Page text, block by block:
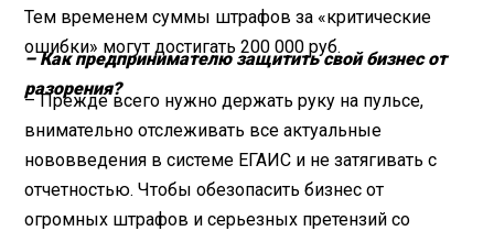
Тем временем суммы штрафов за «критические
ошибки» могут достигать 200 000 руб.
– Как предпринимателю защитить свой бизнес от
разорения?
– Прежде всего нужно держать руку на пульсе,
внимательно отслеживать все актуальные
нововведения в системе ЕГАИС и не затягивать с
отчетностью. Чтобы обезопасить бизнес от
огромных штрафов и серьезных претензий со